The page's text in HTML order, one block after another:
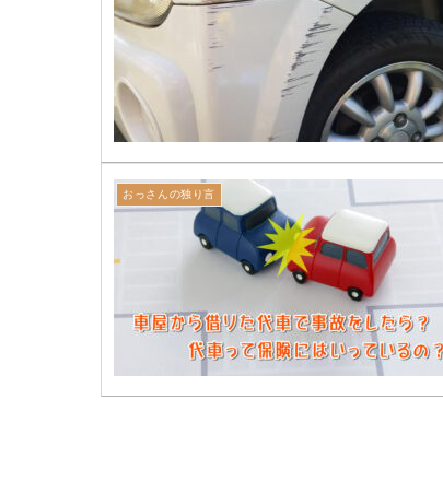
おっさんの独り言